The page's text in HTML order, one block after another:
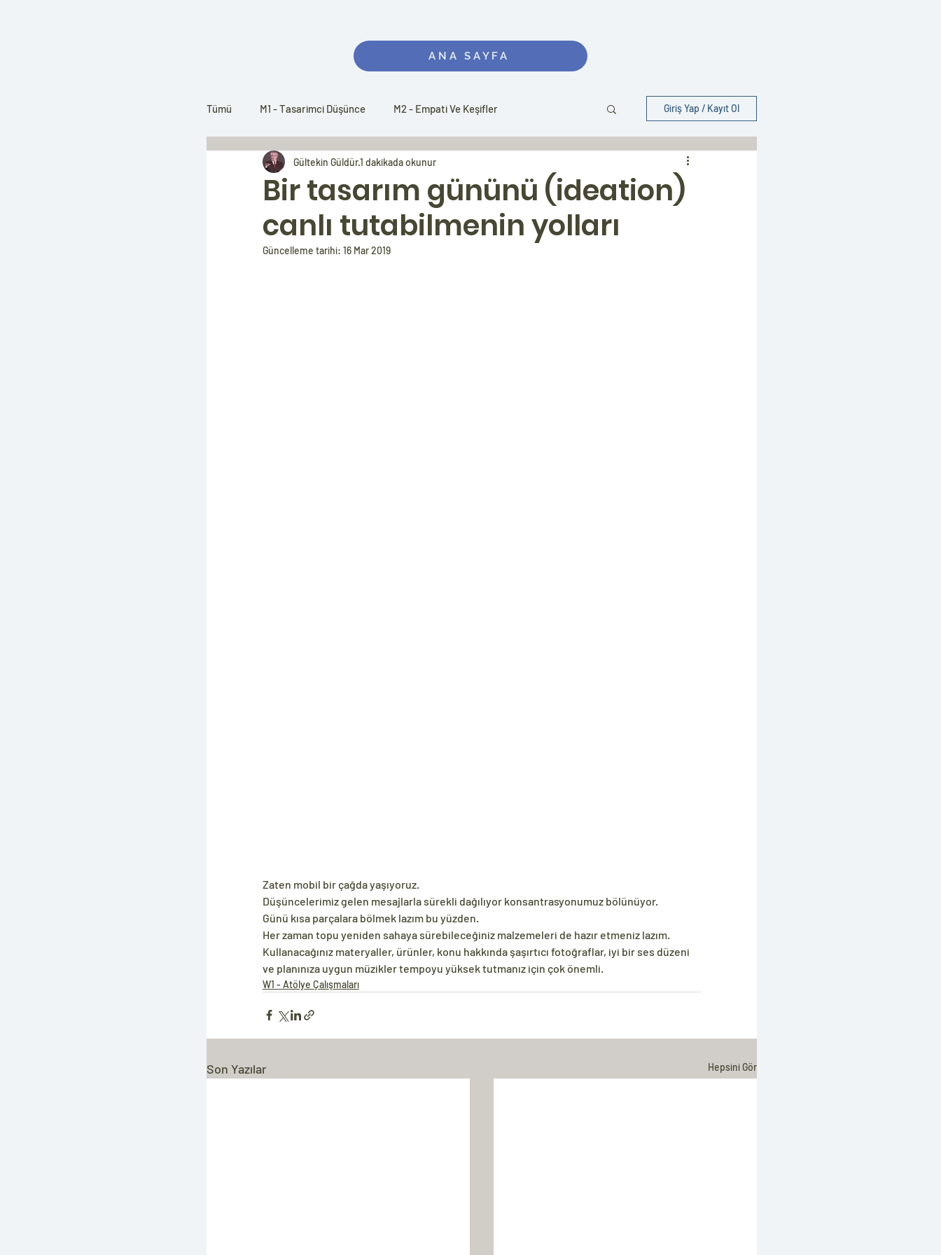
ANA SAYFA
Tümü M1 - Tasarimci Düşünce M2 - Empati Ve Keşifler
M3 - Tasarım Maratonları W1 - Atölye Çalışmaları
Giriş Yap / Kayıt Ol
Bir tasarım gününü (ideation)
canlı tutabilmenin yolları
Gültekin Güldür1 dakikada okunur
Güncelleme tarihi: 16 Mar 2019
Zaten mobil bir çağda yaşıyoruz.
Düşüncelerimiz gelen mesajlarla sürekli dağılıyor konsantrasyonumuz bölünüyor.
Günü kısa parçalara bölmek lazım bu yüzden.
Her zaman topu yeniden sahaya sürebileceğiniz malzemeleri de hazır etmeniz lazım.
Kullanacağınız materyaller, ürünler, konu hakkında şaşırtıcı fotoğraflar, iyi bir ses düzeni
ve planınıza uygun müzikler tempoyu yüksek tutmanız için çok önemli.
W1 - Atölye Çalışmaları
Son Yazılar Hepsini Gör